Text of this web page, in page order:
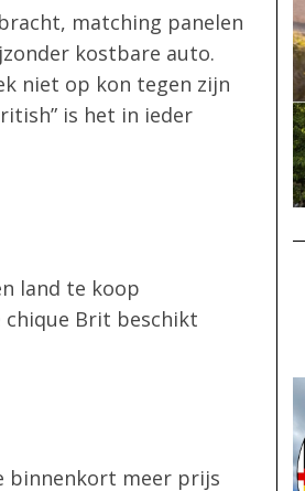
matching panelen
kostbare auto.
niet op kon tegen zijn
is het in ieder
land te koop
chique Brit beschikt
binnenkort meer prijs